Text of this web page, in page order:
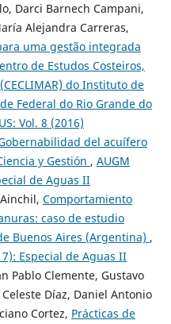
Darci Barnech Campani,
Alejandra Carreras,
uma gestão integrada
de Estudos Costeiros,
do Instituto de
Federal do Rio Grande do
Vol. 8 (2016)
del acuífero
y Gestión , AUGM
de Aguas II
Comportamiento
caso de estudio
Buenos Aires (Argentina) ,
Especial de Aguas II
Pablo Clemente, Gustavo
Díaz, Daniel Antonio
Cortez, Prácticas de